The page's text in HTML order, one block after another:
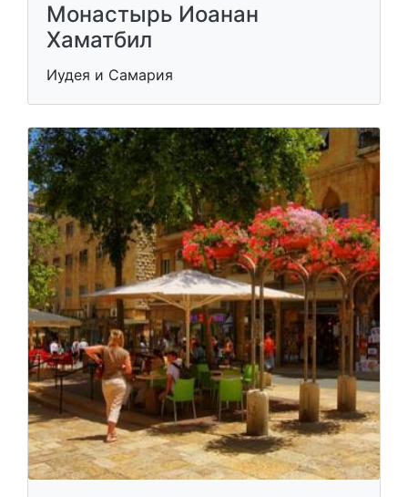
Монастырь Иоанан
Хаматбил
Иудея и Самария